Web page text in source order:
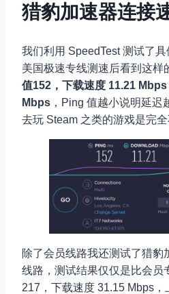
猎豹加速器连接
我们利用 SpeedTest 测试了
美国极速专线测速后看到这样
值152，下载速度 11.21
Mbps ，Ping 值越小说明延
去玩 Steam 之类的游戏是完全
除了会员线路我还测试了猎豹
线路，测试结果仅仅是比会员
217，下载速度 31.15 Mbps，